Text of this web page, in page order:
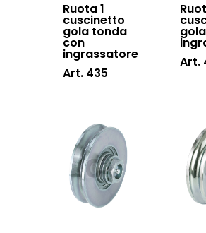
Ruota 1
cuscinetto
gola tonda
con
ingrassatore
Art. 435
Art.